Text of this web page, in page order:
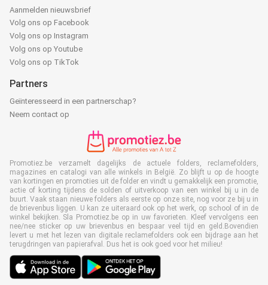
Aanmelden nieuwsbrief
Volg ons op Facebook
Volg ons op Instagram
Volg ons op Youtube
Volg ons op TikTok
Partners
Geïnteresseerd in een partnerschap?
Neem contact op
Promotiez.be verzamelt dagelijks de actuele folders, reclamefolders,
magazines en catalogi van alle winkels in België. Zo blijft u op de hoogte
van kortingen en promoties uit de folder en vindt u gemakkelijk een promotie,
actie of korting tijdens de solden of uitverkoop van een winkel bij u in de
buurt. Vaak staan nieuwe folders als eerste op onze site, nog voor ze bij u in
de brievenbus liggen. U kan ze uiteraard ook op het werk, op school of in de
winkel bekijken. Sla Promotiez.be op in uw favorieten. Kleef vervolgens een
nee/nee sticker op uw brievenbus en bespaar veel tijd en geld.Bovendien
levert u met het lezen van digitale reclamefolders ook een bijdrage aan het
terugdringen van papierafval. Dus het is ook goed voor het milieu!